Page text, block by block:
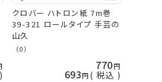
クロバー ハトロン紙 7m巻
39-321 ロールタイプ 手芸の
山久
（0）
770
693 税込